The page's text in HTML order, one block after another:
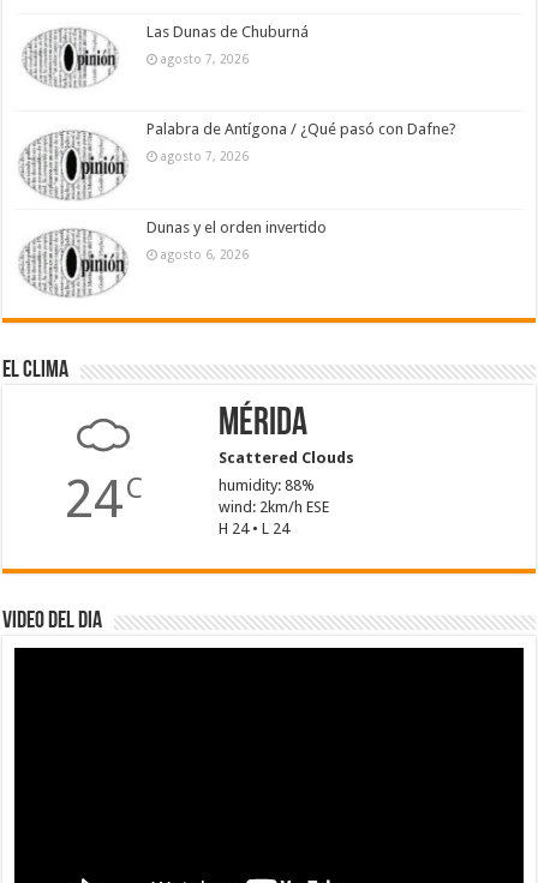
Las Dunas de Chuburná
agosto 7, 2026
Palabra de Antígona / ¿Qué pasó con Dafne?
agosto 7, 2026
Dunas y el orden invertido
agosto 6, 2026
El Clima
24C
Mérida
Scattered Clouds
humidity: 88%
wind: 2km/h ESE
H 24 • L 24
Video del dia